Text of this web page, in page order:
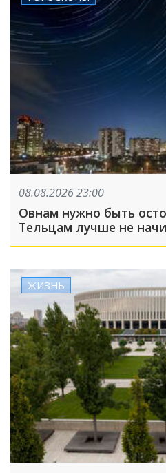
08.08.2026 23:00
Овнам нужно быть
Тельцам лучше не
ЖИЗНЬ